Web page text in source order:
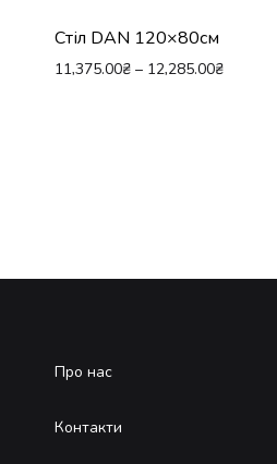
Стіл DAN 120×80см
11,375.00₴ – 12,285.00₴
Про нас
Контакти